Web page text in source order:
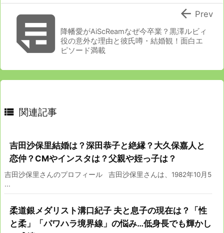
降幡愛がAiScReamなぜ今卒業？黒澤ルビィ
役の意外な理由と彼氏噂・結婚観！面白エ
ピソード満載
 Prev
 関連記事
吉田沙保里結婚は？深田恭子と絶縁？大久保嘉人と
恋仲？CMやインスタは？父親や姪っ子は？
吉田沙保里さんのプロフィール 吉田沙保里さんは、1982年10月5
...
柔道銀メダリスト溝口紀子 夫と息子の現在は？「性
と柔」「パワハラ境界線」の悩み…低身長でも輝かし